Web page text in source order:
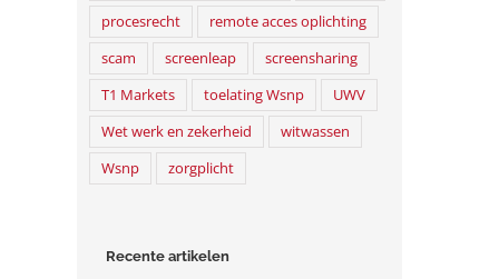
procesrecht
remote acces oplichting
scam
screenleap
screensharing
T1 Markets
toelating Wsnp
UWV
Wet werk en zekerheid
witwassen
Wsnp
zorgplicht
Recente artikelen